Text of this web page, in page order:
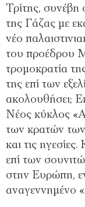
Τρίτης, συνέβη
της Γάζας με
νέο
του προέδρου
τρομοκρατία
της επί των
ακολουθήσει;
Νέος κύκλος
των κρατών
και τις
επί των
στην Ευρώπη,
αναγεννημένο